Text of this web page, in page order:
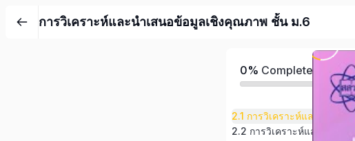
การวิเคราะห์และนำเสนอข้อมูลเชิงคุณภาพ ชั้น ม.6
0% Completed